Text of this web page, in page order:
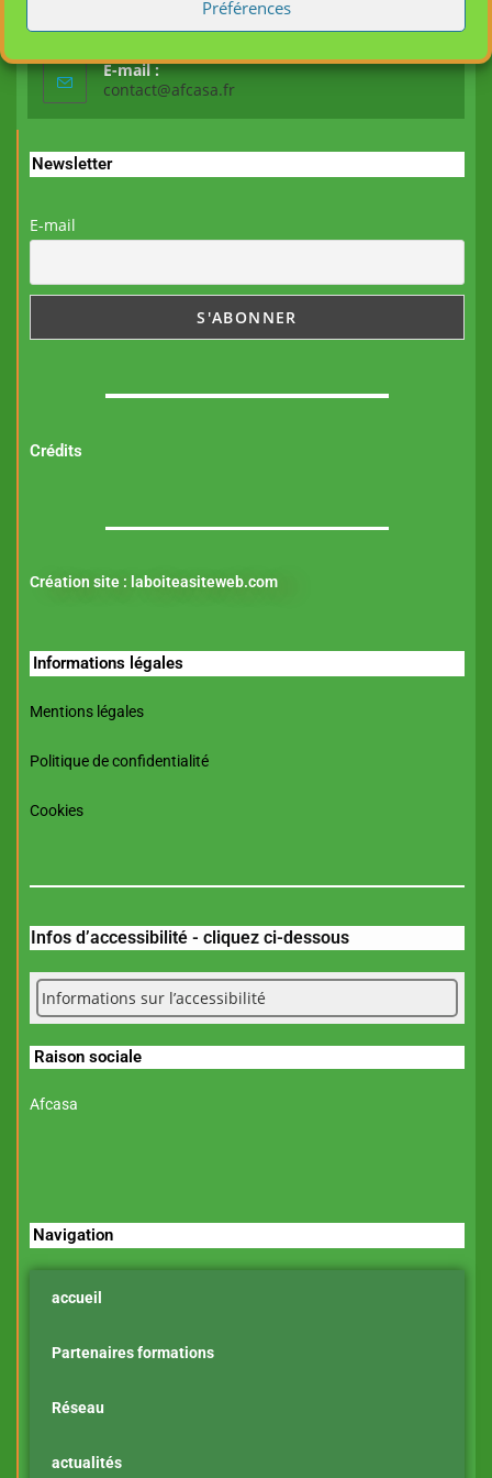
Préférences
E-mail :
contact@afcasa.fr
Newsletter
E-mail
Crédits
Création site : laboiteasiteweb.com
Informations légales
Mentions légales
Politique de confidentialité
Cookies
Infos d’accessibilité - cliquez ci-dessous
Informations sur l’accessibilité
Raison sociale
Afcasa
Navigation
accueil
Partenaires formations
Réseau
actualités